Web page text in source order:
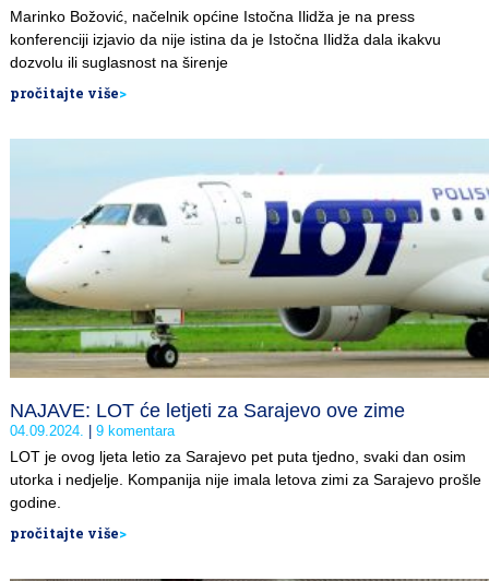
Marinko Božović, načelnik općine Istočna Ilidža je na press
konferenciji izjavio da nije istina da je Istočna Ilidža dala ikakvu
dozvolu ili suglasnost na širenje
pročitajte više>
NAJAVE: LOT će letjeti za Sarajevo ove zime
04.09.2024. 9 komentara
LOT je ovog ljeta letio za Sarajevo pet puta tjedno, svaki dan osim
utorka i nedjelje. Kompanija nije imala letova zimi za Sarajevo prošle
godine.
pročitajte više>